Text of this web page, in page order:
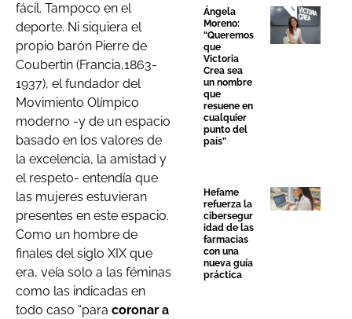
fácil. Tampoco en el
deporte. Ni siquiera el
propio barón Pierre de
Coubertin (Francia,1863-
1937), el fundador del
Movimiento Olímpico
moderno -y de un espacio
basado en los valores de
la excelencia, la amistad y
el respeto- entendía que
las mujeres estuvieran
presentes en este espacio.
Como un hombre de
finales del siglo XIX que
era, veía solo a las féminas
como las indicadas en
todo caso “para coronar a
Ángela
Moreno:
“Queremos
que
Victoria
Crea sea
un nombre
que
resuene en
cualquier
punto del
país”
Hefame
refuerza la
cibersegur
idad de las
farmacias
con una
nueva guía
práctica